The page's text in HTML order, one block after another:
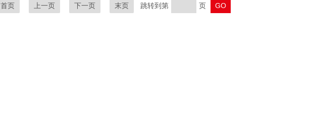
首页 上一页 下一页 末页 跳转到第 页